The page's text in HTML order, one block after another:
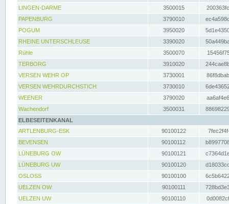
LINGEN-DARME
3500015
PAPENBURG
3790010
POGUM
3950020
RHEINE UNTERSCHLEUSE
3390020
Rühle
3500070
TERBORG
3910020
VERSEN WEHR OP
3730001
VERSEN WEHRDURCHSTICH
3730010
WEENER
3790020
Wachendorf
3500031
ELBESEITENKANAL
ARTLENBURG-ESK
90100122
BEVENSEN
90100112
LÜNEBURG OW
90100121
LÜNEBURG UW
90100120
OSLOSS
90100100
UELZEN OW
90100111
UELZEN UW
90100110